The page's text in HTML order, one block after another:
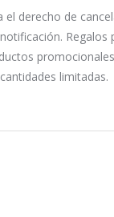
el derecho de
Regalos
limitadas.